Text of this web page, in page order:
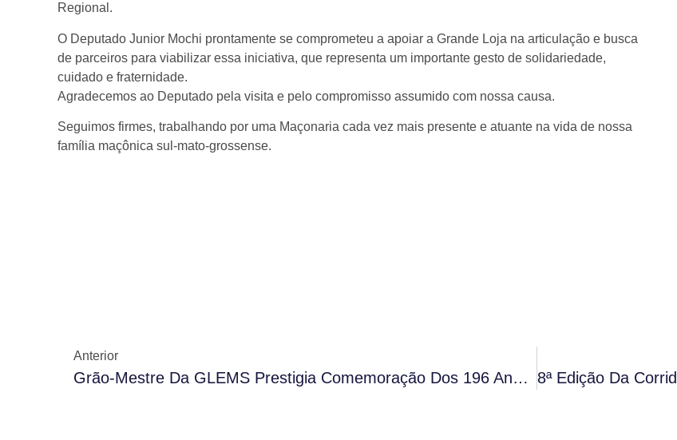
Regional.
O Deputado Junior Mochi prontamente se comprometeu a apoiar a Grande Loja na articulação e busca
de parceiros para viabilizar essa iniciativa, que representa um importante gesto de solidariedade,
cuidado e fraternidade.
Agradecemos ao Deputado pela visita e pelo compromisso assumido com nossa causa.
Seguimos firmes, trabalhando por uma Maçonaria cada vez mais presente e atuante na vida de nossa
família maçônica sul-mato-grossense.
Anterior
Grão-Mestre Da GLEMS Prestigia Comemoração Dos 196 Anos Do Supremo Conselho Do Grau 33 Em Salvador.